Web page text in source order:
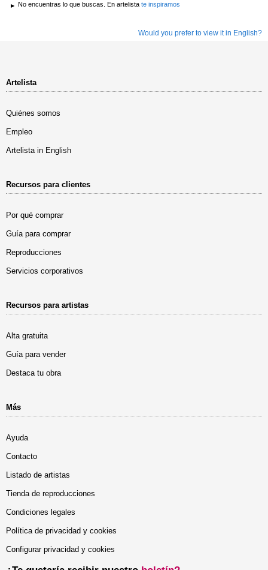
No encuentras lo que buscas. En artelista te inspiramos
Would you prefer to view it in English?
Artelista
Quiénes somos
Empleo
Artelista in English
Recursos para clientes
Por qué comprar
Guía para comprar
Reproducciones
Servicios corporativos
Recursos para artistas
Alta gratuita
Guía para vender
Destaca tu obra
Más
Ayuda
Contacto
Listado de artistas
Tienda de reproducciones
Condiciones legales
Política de privacidad y cookies
Configurar privacidad y cookies